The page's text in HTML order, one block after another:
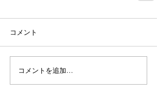
コメント
コメントを追加…